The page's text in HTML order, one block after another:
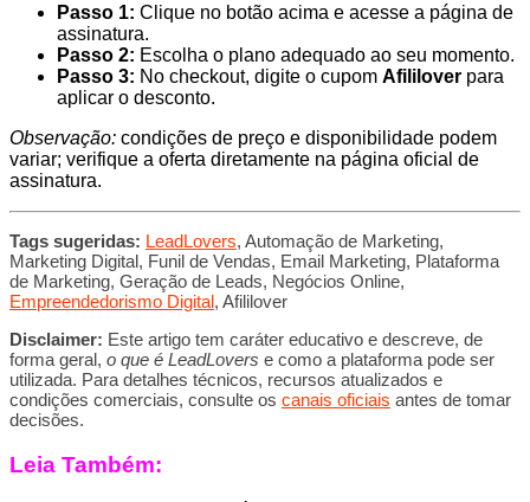
Passo 1: Clique no botão acima e acesse a página de
assinatura.
Passo 2: Escolha o plano adequado ao seu momento.
Passo 3: No checkout, digite o cupom Afililover para
aplicar o desconto.
Observação: condições de preço e disponibilidade podem
variar; verifique a oferta diretamente na página oficial de
assinatura.
Tags sugeridas: LeadLovers, Automação de Marketing,
Marketing Digital, Funil de Vendas, Email Marketing, Plataforma
de Marketing, Geração de Leads, Negócios Online,
Empreendedorismo Digital, Afililover
Disclaimer: Este artigo tem caráter educativo e descreve, de
forma geral, o que é LeadLovers e como a plataforma pode ser
utilizada. Para detalhes técnicos, recursos atualizados e
condições comerciais, consulte os canais oficiais antes de tomar
decisões.
Leia Também: